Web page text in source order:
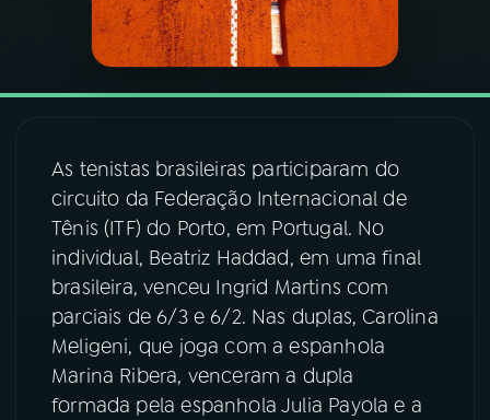
PODCASTS
07ÚLTIMAS
FESTIVAL DE MÚSICA
ACOMPANHE A RÁDIO NACIONAL
Facebook
As tenistas brasileiras participaram do
circuito da Federação Internacional de
Tênis (ITF) do Porto, em Portugal. No
individual, Beatriz Haddad, em uma final
brasileira, venceu Ingrid Martins com
parciais de 6/3 e 6/2. Nas duplas, Carolina
Meligeni, que joga com a espanhola
Marina Ribera, venceram a dupla
formada pela espanhola Julia Payola e a